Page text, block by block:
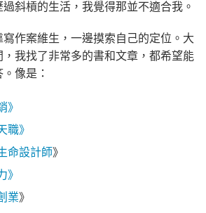
斜槓的生活，我覺得那並不適合我。
作案維生，一邊摸索自己的定位。大
我找了非常多的書和文章，都希望能
像是：
》
職》
命設計師》
》
業》